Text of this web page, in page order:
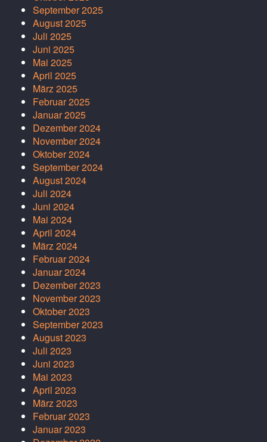
September 2025
August 2025
Juli 2025
Juni 2025
Mai 2025
April 2025
März 2025
Februar 2025
Januar 2025
Dezember 2024
November 2024
Oktober 2024
September 2024
August 2024
Juli 2024
Juni 2024
Mai 2024
April 2024
März 2024
Februar 2024
Januar 2024
Dezember 2023
November 2023
Oktober 2023
September 2023
August 2023
Juli 2023
Juni 2023
Mai 2023
April 2023
März 2023
Februar 2023
Januar 2023